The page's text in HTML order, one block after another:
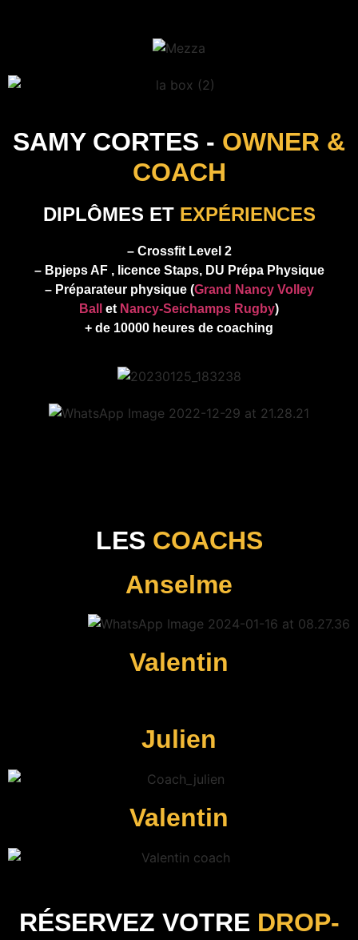
SAMY CORTES - OWNER &
COACH
DIPLÔMES ET EXPÉRIENCES
– Crossfit Level 2
– Bpjeps AF , licence Staps, DU Prépa Physique
– Préparateur physique (Grand Nancy Volley
Ball
et Nancy-Seichamps Rugby)
+ de 10000 heures de coaching
LES COACHS
Anselme
Valentin
Julien
Valentin
RÉSERVEZ VOTRE DROP-